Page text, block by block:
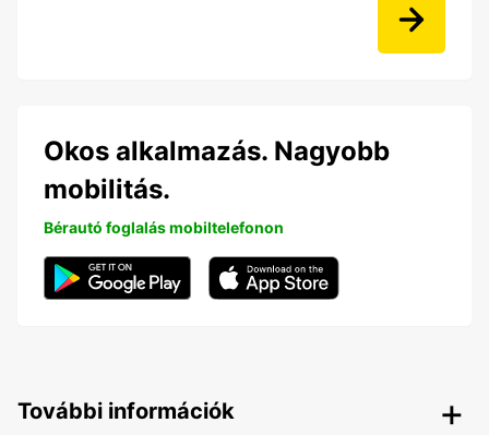
Okos alkalmazás. Nagyobb
mobilitás.
Bérautó foglalás mobiltelefonon
További információk